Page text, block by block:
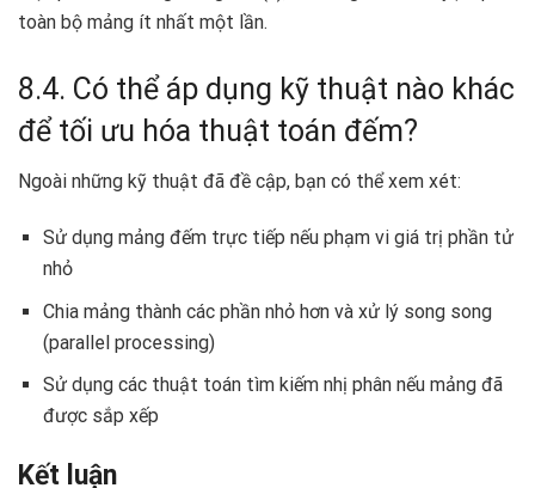
toàn bộ mảng ít nhất một lần.
8.4. Có thể áp dụng kỹ thuật nào khác
để tối ưu hóa thuật toán đếm?
Ngoài những kỹ thuật đã đề cập, bạn có thể xem xét:
Sử dụng mảng đếm trực tiếp nếu phạm vi giá trị phần tử
nhỏ
Chia mảng thành các phần nhỏ hơn và xử lý song song
(parallel processing)
Sử dụng các thuật toán tìm kiếm nhị phân nếu mảng đã
được sắp xếp
Kết luận